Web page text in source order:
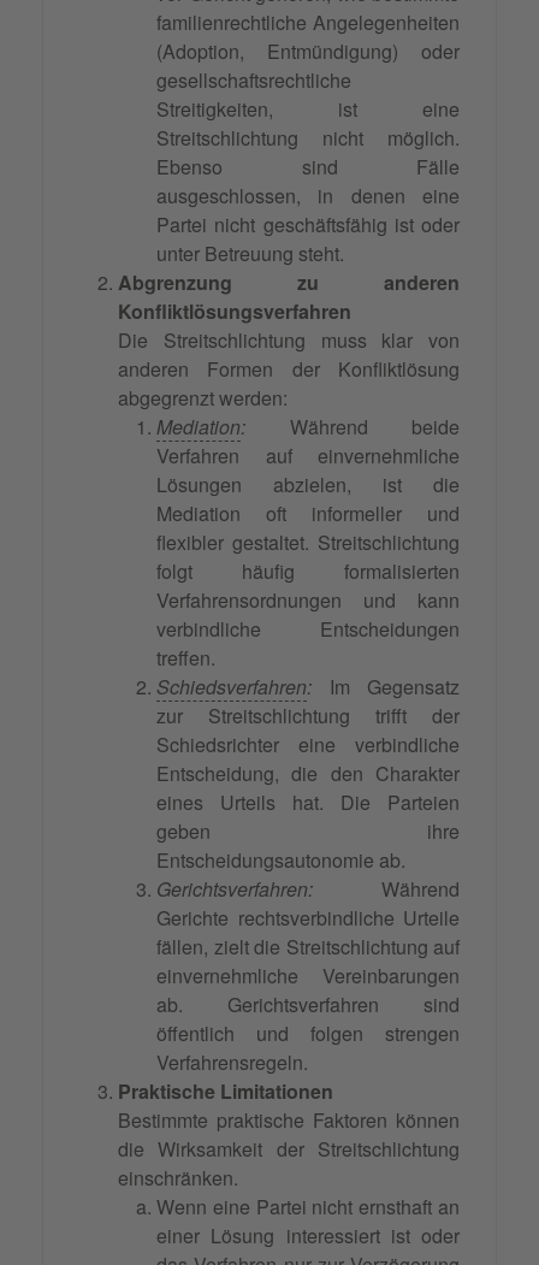
familienrechtliche Angelegenheiten
(Adoption, Entmündigung) oder
gesellschaftsrechtliche
Streitigkeiten, ist eine
Streitschlichtung nicht möglich.
Ebenso sind Fälle
ausgeschlossen, in denen eine
Partei nicht geschäftsfähig ist oder
unter Betreuung steht.
Abgrenzung zu anderen
Konfliktlösungsverfahren
Die Streitschlichtung muss klar von
anderen Formen der Konfliktlösung
abgegrenzt werden:
Mediation: Während beide
Verfahren auf einvernehmliche
Lösungen abzielen, ist die
Mediation oft informeller und
flexibler gestaltet. Streitschlichtung
folgt häufig formalisierten
Verfahrensordnungen und kann
verbindliche Entscheidungen
treffen.
Schiedsverfahren: Im Gegensatz
zur Streitschlichtung trifft der
Schiedsrichter eine verbindliche
Entscheidung, die den Charakter
eines Urteils hat. Die Parteien
geben ihre
Entscheidungsautonomie ab.
Gerichtsverfahren: Während
Gerichte rechtsverbindliche Urteile
fällen, zielt die Streitschlichtung auf
einvernehmliche Vereinbarungen
ab. Gerichtsverfahren sind
öffentlich und folgen strengen
Verfahrensregeln.
Praktische Limitationen
Bestimmte praktische Faktoren können
die Wirksamkeit der Streitschlichtung
einschränken.
Wenn eine Partei nicht ernsthaft an
einer Lösung interessiert ist oder